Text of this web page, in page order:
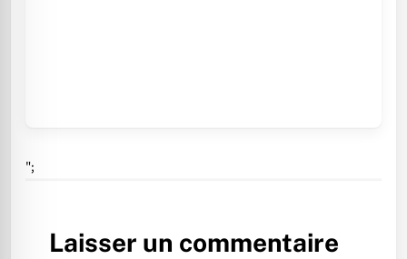
";
Laisser un commentaire